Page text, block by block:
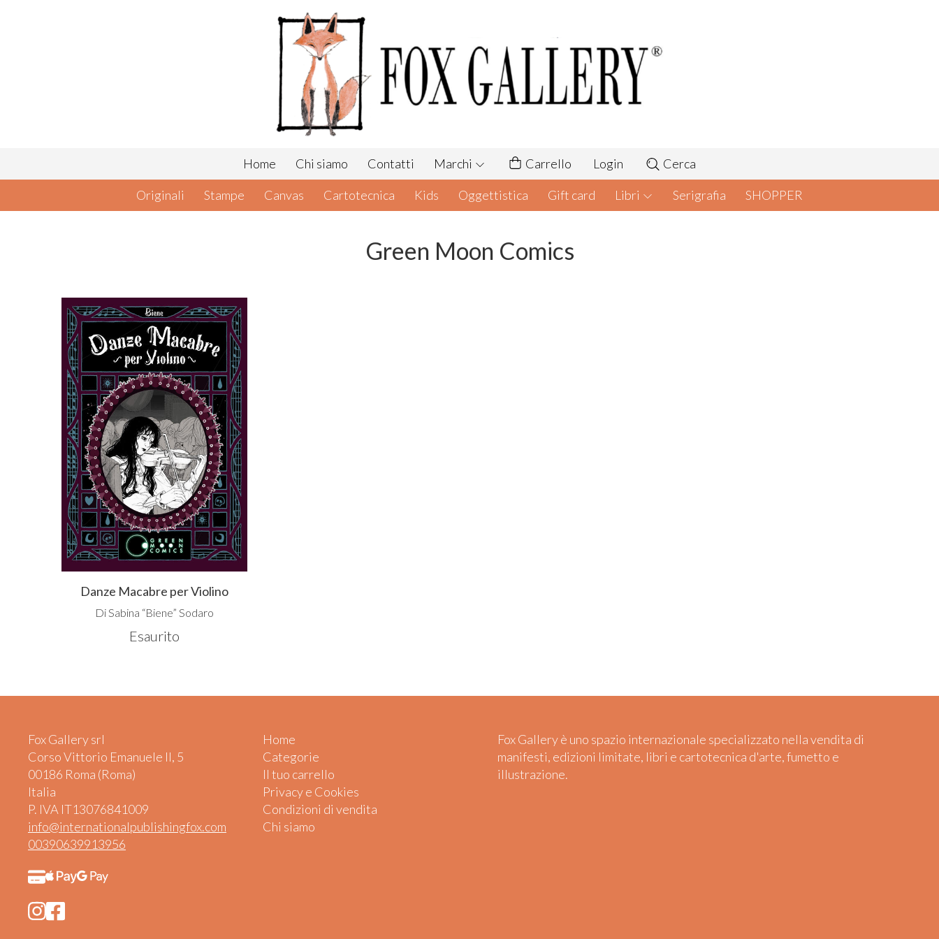
Home Chi siamo Contatti Marchi Carrello Login Cerca
Originali Stampe Canvas Cartotecnica Kids Oggettistica Gift card Libri Serigrafia SHOPPER
Green Moon Comics
Danze Macabre per Violino
Di Sabina “Biene” Sodaro
Esaurito
Fox Gallery srl
Corso Vittorio Emanuele II, 5
00186 Roma (Roma)
Italia
P. IVA IT13076841009
info@internationalpublishingfox.com
00390639913956
Home
Categorie
Il tuo carrello
Privacy e Cookies
Condizioni di vendita
Chi siamo
Fox Gallery è uno spazio internazionale specializzato nella vendita di
manifesti, edizioni limitate, libri e cartotecnica d'arte, fumetto e
illustrazione.